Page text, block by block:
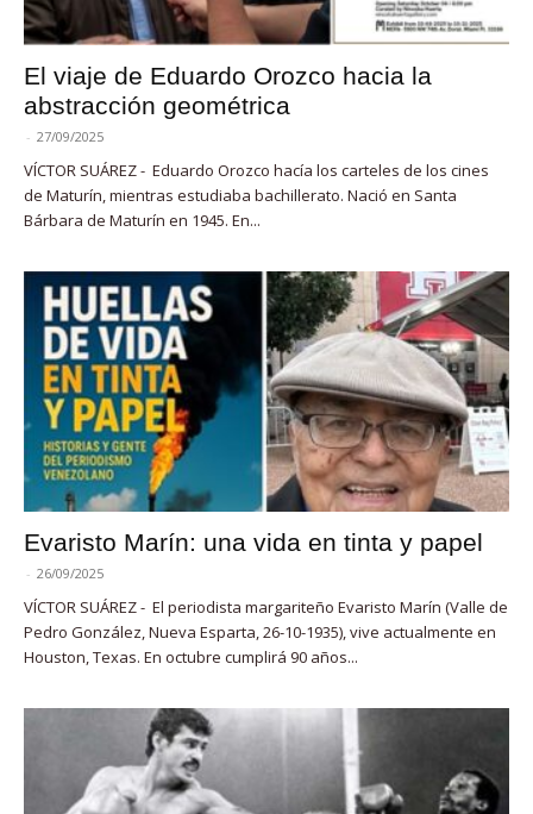
El viaje de Eduardo Orozco hacia la
abstracción geométrica
- 27/09/2025
VÍCTOR SUÁREZ - Eduardo Orozco hacía los carteles de los cines
de Maturín, mientras estudiaba bachillerato. Nació en Santa
Bárbara de Maturín en 1945. En...
Evaristo Marín: una vida en tinta y papel
- 26/09/2025
VÍCTOR SUÁREZ - El periodista margariteño Evaristo Marín (Valle de
Pedro González, Nueva Esparta, 26-10-1935), vive actualmente en
Houston, Texas. En octubre cumplirá 90 años...